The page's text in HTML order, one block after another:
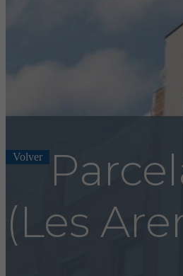
Volver
(Les